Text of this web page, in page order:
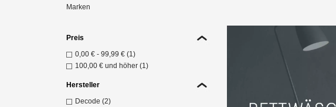
Marken
Preis
0,00 € -99,99 € (1)
100,00 € und höher (1)
Hersteller
Decode (2)